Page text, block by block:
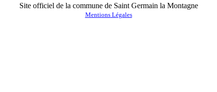
Site officiel de la commune de Saint Germain la Montagne
Mentions Légales